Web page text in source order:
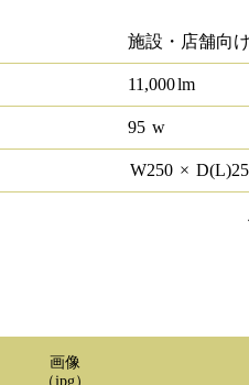
施設・店舗向
11,000lm
95 w
W250 × D(L)
画像
（jpg）